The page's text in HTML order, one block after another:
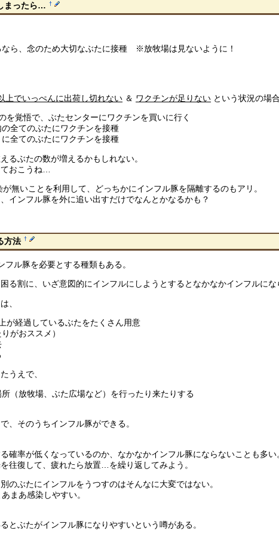
まったら… †
なら、念のため大切なぶたに接種 ※放牧場は見ないように！
上でいっぺんに出荷し切れない ＆ ワクチンが足りない という状況の場
を覚悟で、ぶたセンターにワクチンを買いに行く
全てのぶたにワクチンを接種
全てのぶたにワクチンを接種
るぶたの数が増えるかもしれない。
おこうね…
無いことを利用して、どっちかにインフル豚を隔離するのもアリ。
インフル豚を外に追い出すだけでなんとかなるかも？
方法 †
フル豚を必要とする種類もある。
る割に、いざ意図的にインフルにしようとするとなかなかインフルに
、
が経過しているぶたをたくさん用意
がおススメ）
うえで、
（放牧場、ぶた広場など）を行ったり来たりする
、そのうちインフル豚ができる。
確率が低くなっているのか、なかなかインフル豚にならないことも多い
往復して、疲れたら放置…を繰り返してみよう。
のぶたにインフルをうつすのはそんなに大変ではない。
まあ感染しやすい。
とぶたがインフル豚になりやすいという噂がある。